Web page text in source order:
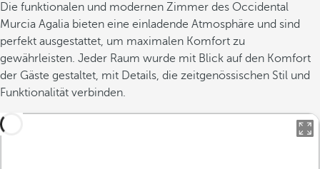
Die funktionalen und modernen Zimmer des Occidental
Murcia Agalia bieten eine einladende Atmosphäre und sind
perfekt ausgestattet, um maximalen Komfort zu
gewährleisten. Jeder Raum wurde mit Blick auf den Komfort
der Gäste gestaltet, mit Details, die zeitgenössischen Stil und
Funktionalität verbinden.